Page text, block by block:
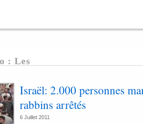
: Les
Israël: 2.000 personnes
rabbins arrêtés
6 Juillet 2011